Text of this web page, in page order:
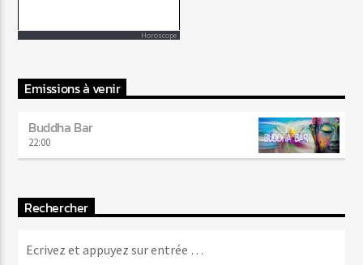
Horoscope
Emissions à venir
Buddha Bar
22:00
Rechercher